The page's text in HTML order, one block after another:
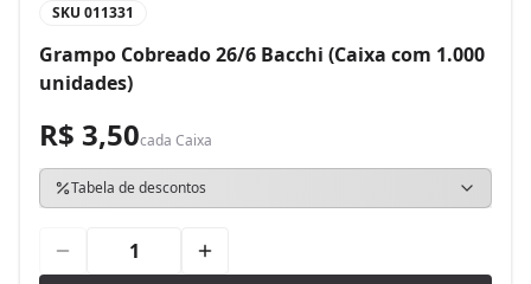
SKU 011331
Grampo Cobreado 26/6 Bacchi (Caixa com 1.000
unidades)
R$ 3,50cada Caixa
Tabela de descontos